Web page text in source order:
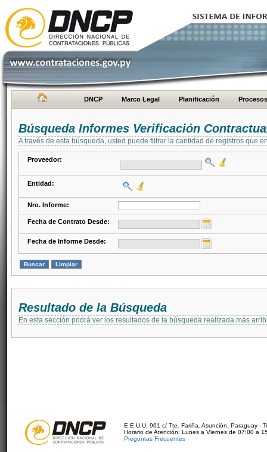
DNCP Marco Legal Planificación Procesos
Búsqueda Informes Verificación
A través de esta búsqueda, usted puede filtrar la cantidad de registros que
Proveedor:
Entidad:
Nro. Informe:
Fecha de Contrato Desde:
Fecha de Informe Desde:
Resultado de la Búsqueda
En esta sección podrá ver los resultados de la búsqueda realizada más
E.E.U.U. 961 c/ Tte. Fariña. Asunción, Paraguay -
Horario de Atención: Lunes a Viernes de 07:00 a
Preguntas Frecuentes